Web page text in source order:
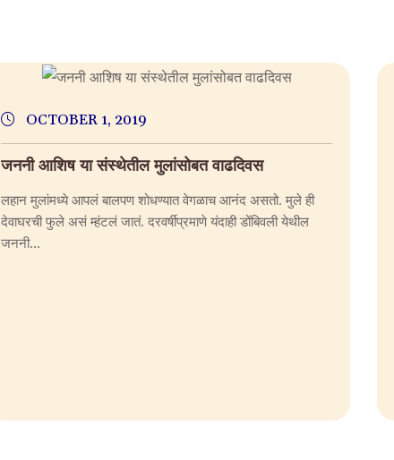
OCTOBER 1, 2019
जननी आशिष या संस्थेतील मुलांसोबत वाढदिवस
लहान मुलांमध्ये आपलं बालपण शोधण्यात वेगळाच आनंद असतो. मुले ही
देवाघरची फुले असं म्हंटलं जातं. दरवर्षीप्रमाणे यंदाही डोंबिवली येथील
जननी...